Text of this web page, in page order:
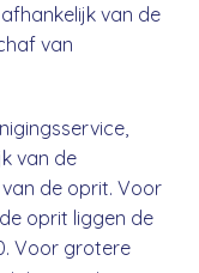
van de
van
van de
de oprit. Voor
oprit liggen de
Voor grotere